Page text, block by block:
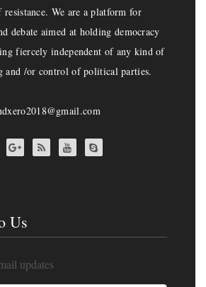
We are a platform for
debate aimed at holding democracy
fiercely independent of any kind of
and /or control of political parties.
Us
updates